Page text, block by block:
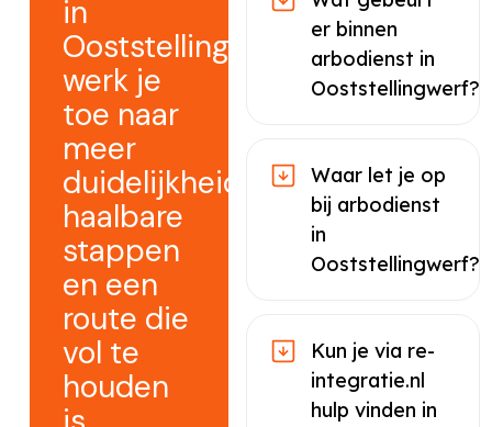
in
Ooststellingwerf
werk je
toe naar
meer
duidelijkheid,
haalbare
stappen
en een
route die
vol te
houden
er binnen
arbodienst in
Ooststellingwerf?
Waar let je op
bij arbodienst
in
Ooststellingwerf?
Kun je via re-
integratie.nl
hulp vinden in